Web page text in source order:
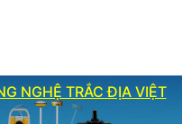
NGHỆ TRẮC ĐỊA VIỆT